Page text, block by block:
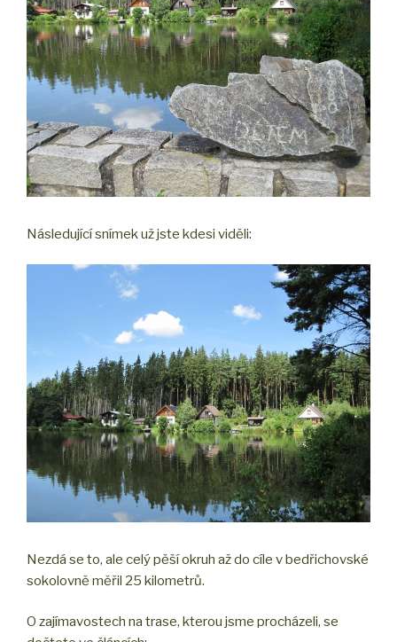
Následující snímek už jste kdesi viděli:
Nezdá se to, ale celý pěší okruh až do cíle v bedřichovské
sokolovně měřil 25 kilometrů.
O zajímavostech na trase, kterou jsme procházeli, se